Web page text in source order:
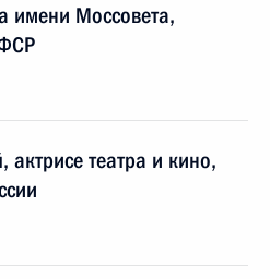
имени Моссовета,
актрисе театра и кино,